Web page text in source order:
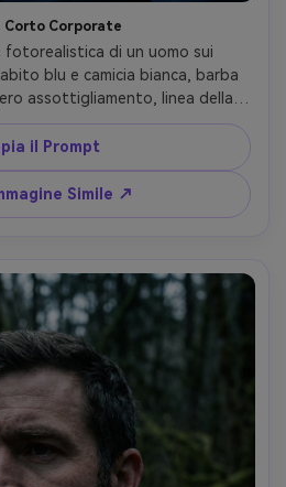
Corto Corporate
fotorealistica di un uomo sui
blu e camicia bianca, barba
assottigliamento, linea della
baffi puliti, illuminazione da
obiettivo ritratto 85mm,
sicurezza da LinkedIn --
ar 4:5
il Prompt
Simile ↗